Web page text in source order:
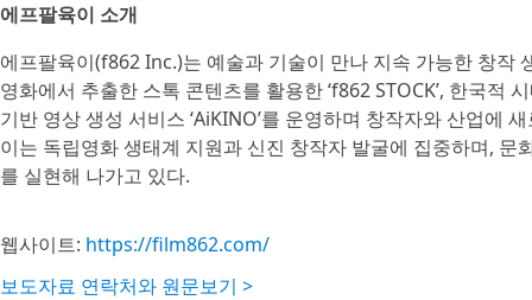
에프팔육이 소개
에프팔육이(f862 Inc.)는 예술과 기술이 만나 지속 가능한 창작
영화에서 추출한 스톡 콘텐츠를 활용한 ‘f862 STOCK’, 한국적
기반 영상 생성 서비스 ‘AiKINO’를 운영하며 창작자와 산업에
이는 독립영화 생태계 지원과 신진 창작자 발굴에 집중하며, 문
를 실현해 나가고 있다.
웹사이트: https://film862.com/
보도자료 연락처와 원문보기 >